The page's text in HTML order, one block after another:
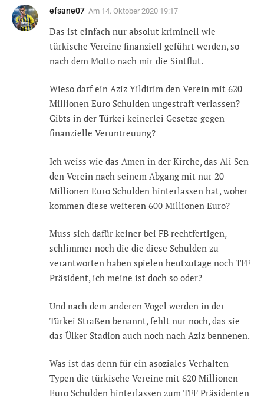
efsane07 Am 14. Oktober 2020 19:17
Das ist einfach nur absolut kriminell wie
türkische Vereine finanziell geführt werden, so
nach dem Motto nach mir die Sintflut.
Wieso darf ein Aziz Yildirim den Verein mit 620
Millionen Euro Schulden ungestraft verlassen?
Gibts in der Türkei keinerlei Gesetze gegen
finanzielle Veruntreuung?
Ich weiss wie das Amen in der Kirche, das Ali Sen
den Verein nach seinem Abgang mit nur 20
Millionen Euro Schulden hinterlassen hat, woher
kommen diese weiteren 600 Millionen Euro?
Muss sich dafür keiner bei FB rechtfertigen,
schlimmer noch die die diese Schulden zu
verantworten haben spielen heutzutage noch TFF
Präsident, ich meine ist doch so oder?
Und nach dem anderen Vogel werden in der
Türkei Straßen benannt, fehlt nur noch, das sie
das Ülker Stadion auch noch nach Aziz bennenen.
Was ist das denn für ein asoziales Verhalten
Typen die türkische Vereine mit 620 Millionen
Euro Schulden hinterlassen zum TFF Präsidenten